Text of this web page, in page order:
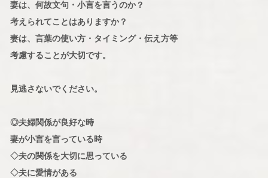
妻は、何故文句・小言を言うのか？
考えられてことはありますか？
妻は、言葉の使い方・タイミング・伝え方等
考慮することが大切です。
見逃さないでください。
◎夫婦関係が良好な時
妻が小言を言っている時
◇夫の関係を大切に思っている
◇夫に愛情がある